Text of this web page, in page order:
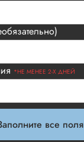
*НЕ МЕНЕЕ 2-Х ДНЕЙ
все